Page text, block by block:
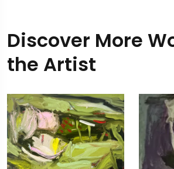
Discover More
the Artist